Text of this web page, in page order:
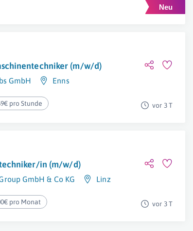
(m/w/d)
GmbH Enns
pro Stunde vor 3 T
in (m/w/d)
GmbH & Co KG Linz
pro Monat vor 3 T